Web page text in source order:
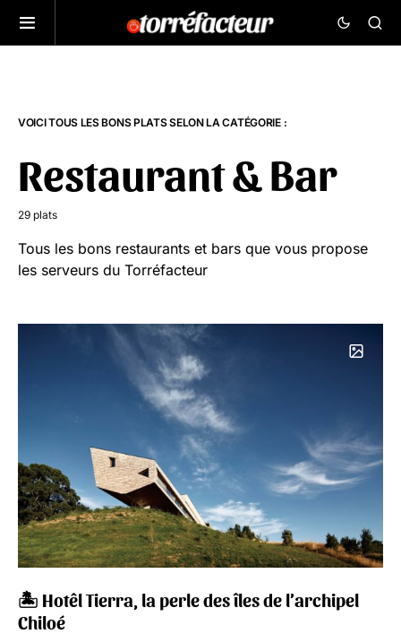
VOICI TOUS LES BONS PLATS SELON LA CATÉGORIE :
Restaurant & Bar
29 plats
Tous les bons restaurants et bars que vous propose
les serveurs du Torréfacteur
🏝 Hotêl Tierra, la perle des îles de l’archipel
Chiloé